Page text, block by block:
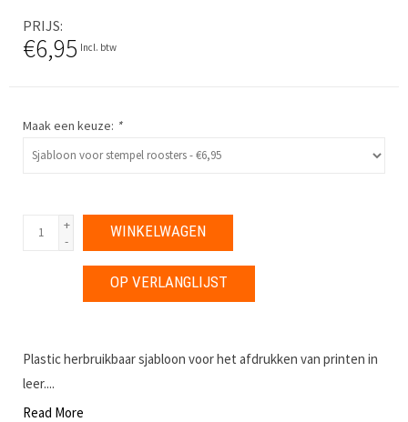
PRIJS
€6,95 Incl. btw
Maak een keuze: *
+
-
WINKELWAGEN
OP VERLANGLIJST
Plastic herbruikbaar sjabloon voor het afdrukken van printen in
leer....
Read More